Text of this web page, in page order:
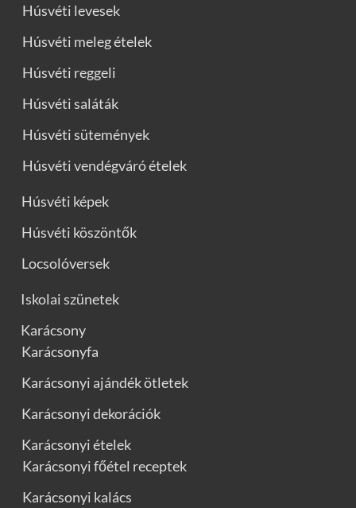
Húsvéti levesek
Húsvéti meleg ételek
Húsvéti reggeli
Húsvéti saláták
Húsvéti sütemények
Húsvéti vendégváró ételek
Húsvéti képek
Húsvéti köszöntők
Locsolóversek
Iskolai szünetek
Karácsony
Karácsonyfa
Karácsonyi ajándék ötletek
Karácsonyi dekorációk
Karácsonyi ételek
Karácsonyi főétel receptek
Karácsonyi kalács